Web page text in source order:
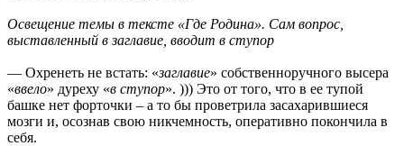
Освещение темы в тексте «Где Родина». Сам вопрос,
выставленный в заглавие, вводит в ступор
— Охренеть не встать: «заглавие» собственноручного высера
«ввело» дуреху «в ступор». ))) Это от того, что в ее тупой
башке нет форточки – а то бы проветрила засахарившиеся
мозги и, осознав свою никчемность, оперативно покончила в
себя.